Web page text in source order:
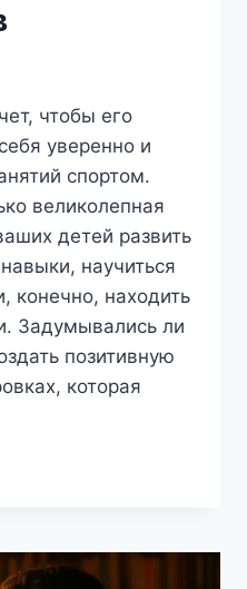
чтобы его
уверенно и
спортом.
великолепная
детей развить
научиться
конечно, находить
Задумывались ли
позитивную
которая